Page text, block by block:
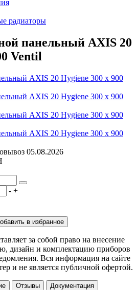
радиаторы
панельный AXIS 20
Ventil
05.08.2026
- +
в избранное
за собой право на внесение
дизайн и комплектацию приборов
Вся информация на сайте
и не является публичной офертой.
Отзывы Документация